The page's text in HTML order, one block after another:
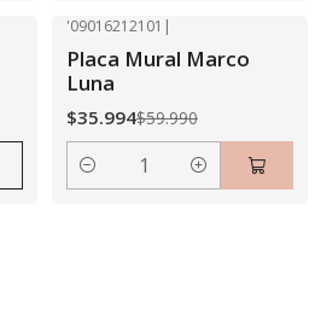
'09016212101 |
Placa Mural Marco
Luna
$35.994$59.990
Cantidad